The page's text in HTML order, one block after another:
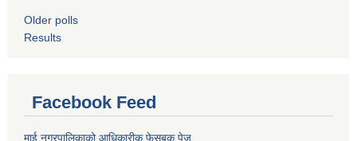
Older polls
Results
Facebook Feed
माई नगरपालिकाको आधिकारीक फेसबुक पेज